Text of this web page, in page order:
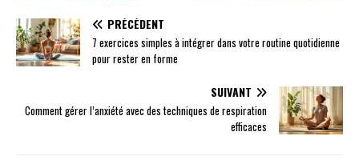
PRÉCÉDENT
7 exercices simples à intégrer dans votre routine quotidienne
pour rester en forme
SUIVANT
Comment gérer l’anxiété avec des techniques de respiration
efficaces